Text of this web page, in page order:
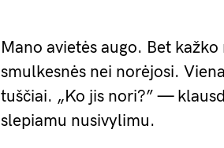
Mano avietės augo. Bet
smulkesnės nei norėjosi.
tuščiai. „Ko jis nori?” —
slepiamu nusivylimu.